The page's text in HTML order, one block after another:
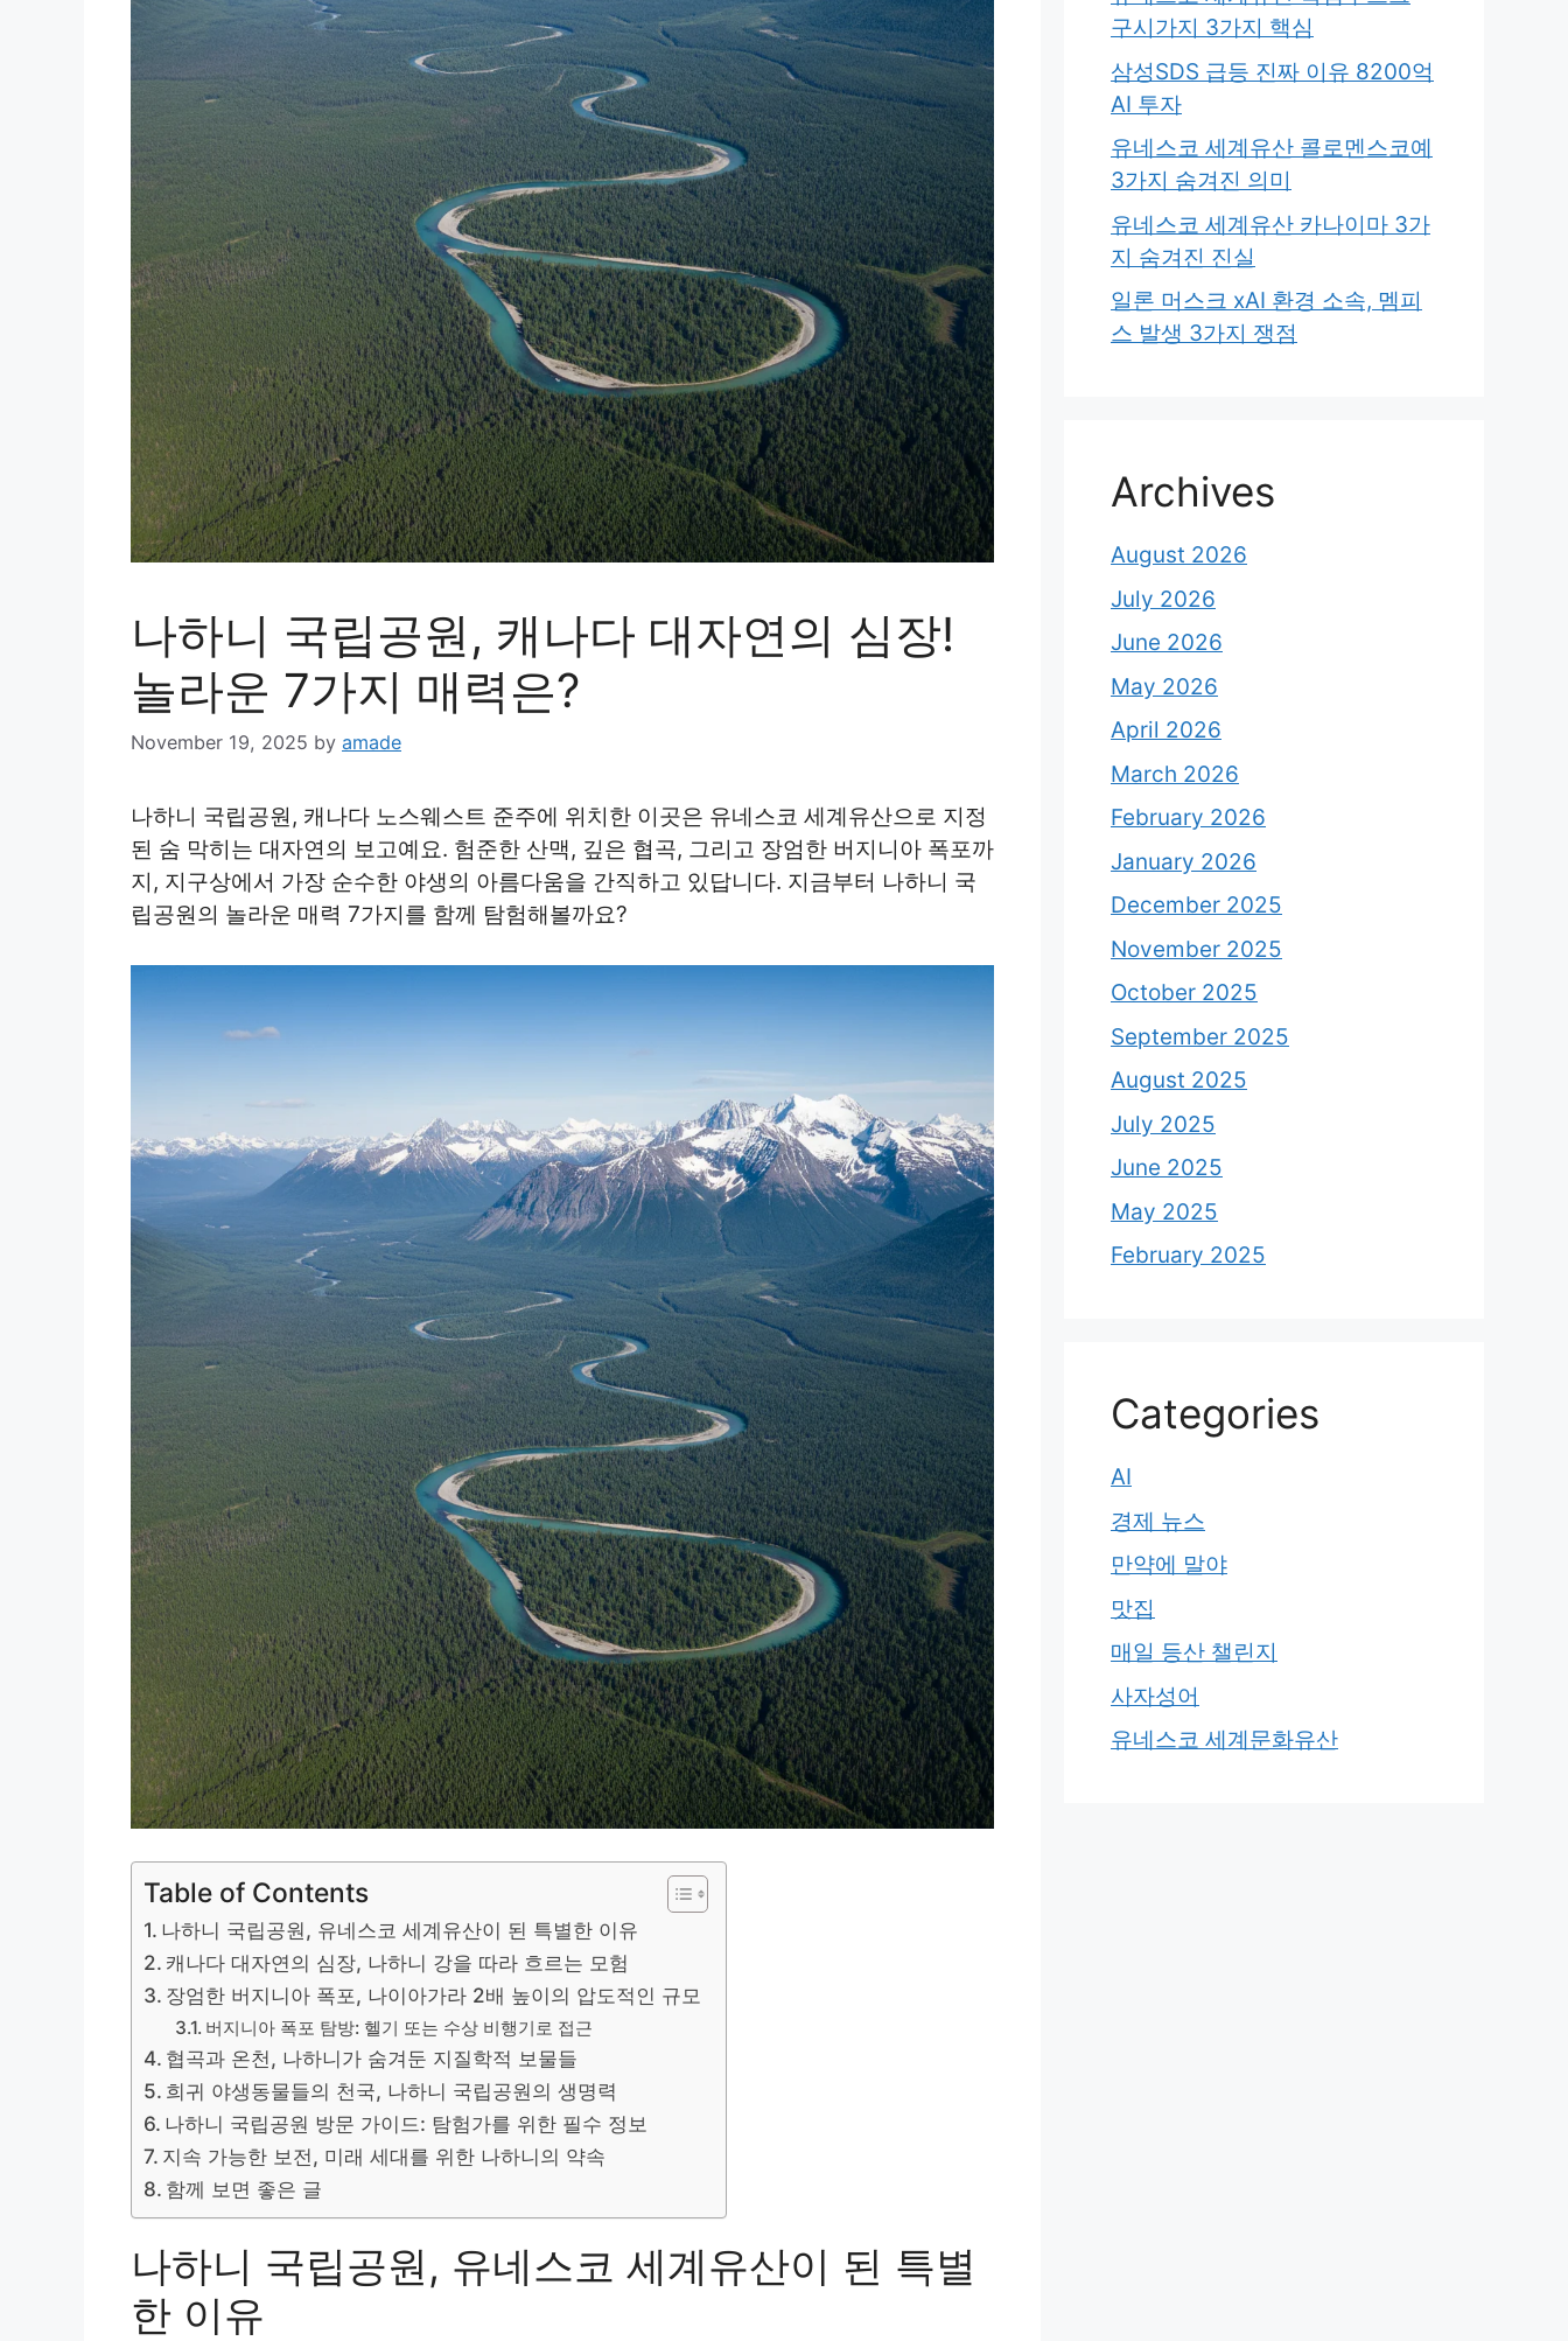
나하니 국립공원, 캐나다 대자연의 심장!
놀라운 7가지 매력은?
November 19, 2025 by amade
나하니 국립공원, 캐나다 노스웨스트 준주에 위치한 이곳은 유네스코 세계유산으로 지정
된 숨 막히는 대자연의 보고예요. 험준한 산맥, 깊은 협곡, 그리고 장엄한 버지니아 폭포까
지, 지구상에서 가장 순수한 야생의 아름다움을 간직하고 있답니다. 지금부터 나하니 국
립공원의 놀라운 매력 7가지를 함께 탐험해볼까요?
Table of Contents
나하니 국립공원, 유네스코 세계유산이 된 특별한 이유
캐나다 대자연의 심장, 나하니 강을 따라 흐르는 모험
장엄한 버지니아 폭포, 나이아가라 2배 높이의 압도적인 규모
버지니아 폭포 탐방: 헬기 또는 수상 비행기로 접근
협곡과 온천, 나하니가 숨겨둔 지질학적 보물들
희귀 야생동물들의 천국, 나하니 국립공원의 생명력
나하니 국립공원 방문 가이드: 탐험가를 위한 필수 정보
지속 가능한 보전, 미래 세대를 위한 나하니의 약속
함께 보면 좋은 글
나하니 국립공원, 유네스코 세계유산이 된 특별
한 이유
구시가지 3가지 핵심
삼성SDS 급등 진짜 이유 8200억
AI 투자
유네스코 세계유산 콜로멘스코예
3가지 숨겨진 의미
유네스코 세계유산 카나이마 3가
지 숨겨진 진실
일론 머스크 xAI 환경 소속, 멤피
스 발생 3가지 쟁점
Archives
August 2026
July 2026
June 2026
May 2026
April 2026
March 2026
February 2026
January 2026
December 2025
November 2025
October 2025
September 2025
August 2025
July 2025
June 2025
May 2025
February 2025
Categories
AI
경제 뉴스
만약에 말야
맛집
매일 등산 챌린지
사자성어
유네스코 세계문화유산